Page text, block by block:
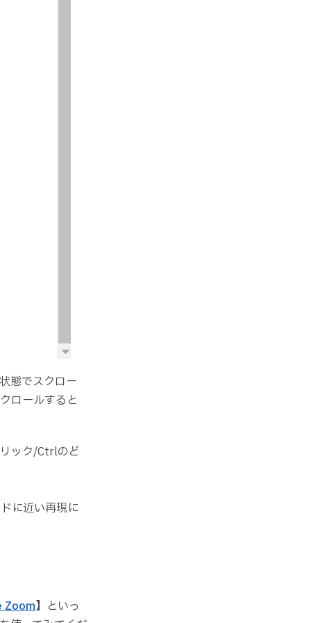
態でスクロー
ロールすると
ック/Ctrlのど
に近い再現に
Zoom】といっ